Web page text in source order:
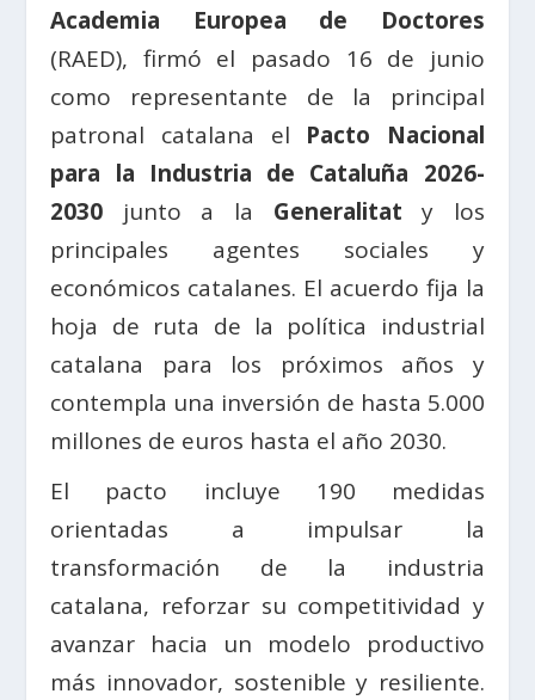
Academia Europea de Doctores
(RAED), firmó el pasado 16 de junio
como representante de la principal
patronal catalana el Pacto Nacional
para la Industria de Cataluña 2026-
2030 junto a la Generalitat y los
principales agentes sociales y
económicos catalanes. El acuerdo fija la
hoja de ruta de la política industrial
catalana para los próximos años y
contempla una inversión de hasta 5.000
millones de euros hasta el año 2030.
El pacto incluye 190 medidas
orientadas a impulsar la
transformación de la industria
catalana, reforzar su competitividad y
avanzar hacia un modelo productivo
más innovador, sostenible y resiliente.